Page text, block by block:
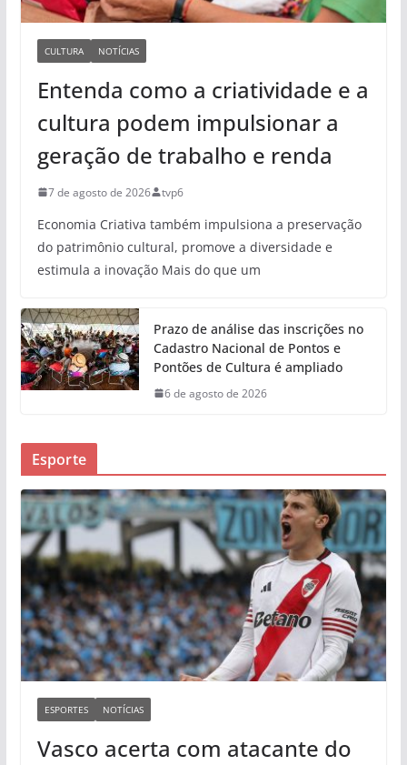
CULTURA NOTÍCIAS
Entenda como a criatividade e a
cultura podem impulsionar a
geração de trabalho e renda
7 de agosto de 2026 tvp6
Economia Criativa também impulsiona a preservação
do patrimônio cultural, promove a diversidade e
estimula a inovação Mais do que um
Prazo de análise das inscrições no
Cadastro Nacional de Pontos e
Pontões de Cultura é ampliado
6 de agosto de 2026
Esporte
ESPORTES NOTÍCIAS
Vasco acerta com atacante do